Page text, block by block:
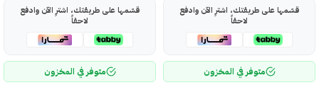
قسّمها على طريقتك، اشترِ الآن وادفع
لاحقاً
متوفر في المخزون
قسّمها على طريقتك، اشترِ الآن وادفع
لاحقاً
متوفر في المخزون